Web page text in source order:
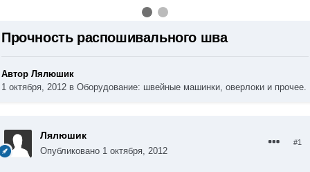
Прочность распошивального шва
Автор Лялюшик
1 октября, 2012 в Оборудование: швейные машинки, оверлоки и прочее.
Лялюшик
Опубликовано 1 октября, 2012
#1